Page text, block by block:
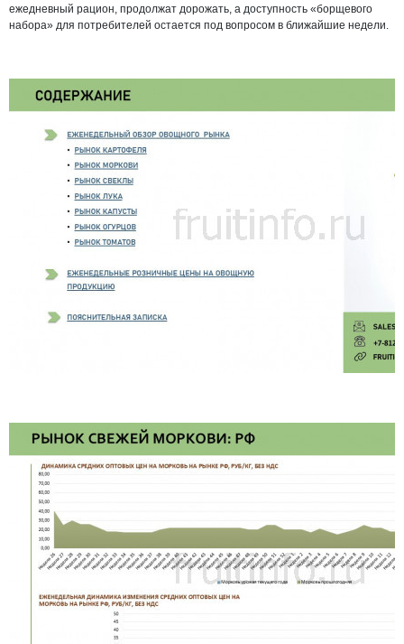
ежедневный рацион, продолжат дорожать, а доступность «борщевого
набора» для потребителей остается под вопросом в ближайшие недели.